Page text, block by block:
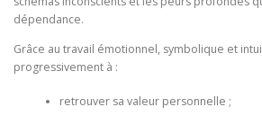
dépendance.
Grâce au travail émotionnel, symbolique et
progressivement à :
retrouver sa valeur personnelle ;